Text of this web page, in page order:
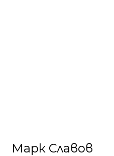
Марк Славов